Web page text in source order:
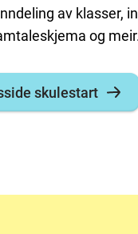
av klasser,
og
skulestart